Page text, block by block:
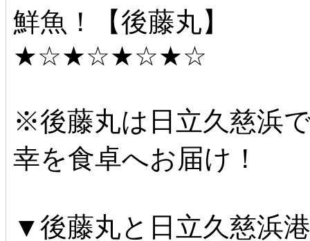
鮮魚！【後藤丸】
★☆★☆★☆★☆
※後藤丸は日立久慈浜
幸を食卓へお届け！
▼後藤丸と日立久慈浜港